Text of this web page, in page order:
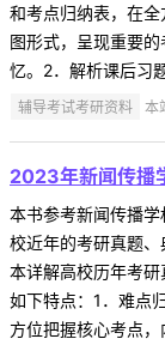
和考点归纳表，在
图形式，呈现重要
忆。2．解析课后习
辅导考试考研资料 本
2023年新闻传播
本书参考新闻传播
校近年的考研真题
本详解高校历年考
如下特点：1．难点
方位把握核心考点